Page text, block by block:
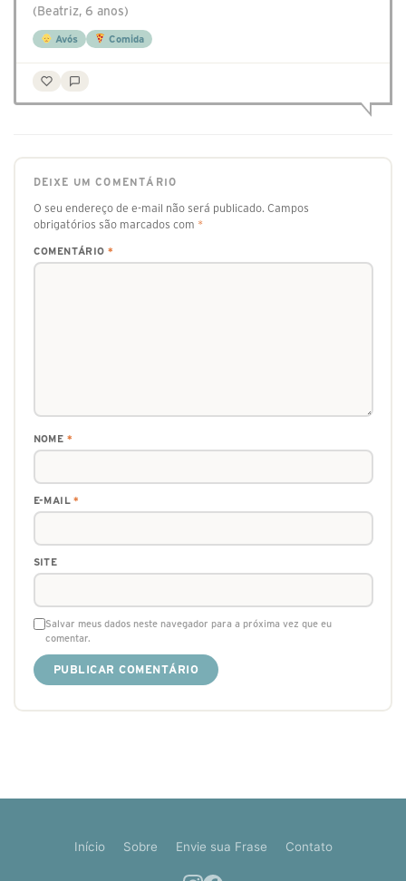
(Beatriz, 6 anos)
Avós Comida
DEIXE UM COMENTÁRIO
O seu endereço de e-mail não será publicado. Campos
obrigatórios são marcados com *
COMENTÁRIO *
NOME *
E-MAIL*
SITE
Salvar meus dados neste navegador para a próxima vez que eu
comentar.
Início Sobre Envie sua Frase Contato